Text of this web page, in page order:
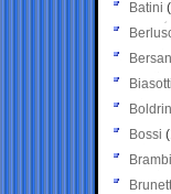
Batini
Biasotti
Bossi